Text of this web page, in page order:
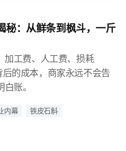
秘：从鲜条到枫斗，一斤
加工费、人工费、损耗
的成本，商家永远不会告
账。
内幕 铁皮石斛